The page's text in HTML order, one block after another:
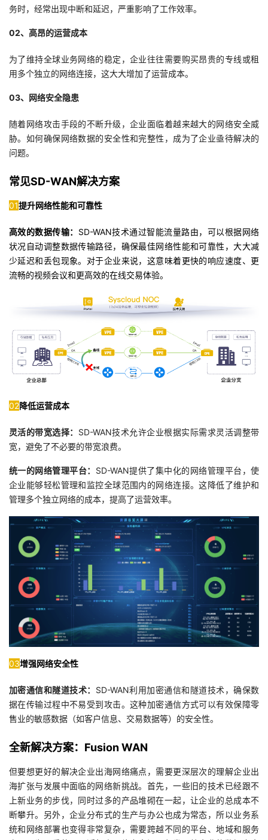
发
学
课
程
的
认
我
的
验
我
收
藏
Programs
的
持
术
支
持
云
声
建
议
务时，经常出现中断和延迟，严重影响了工作效率。
02、高昂的运营成本
为了维持全球业务网络的稳定，企业往往需要购买昂贵的专线或租
用多个独立的网络连接，这大大增加了运营成本。
03、网络安全隐患
随着网络攻击手段的不断升级，企业面临着越来越大的网络安全威
胁。如何确保网络数据的安全性和完整性，成为了企业亟待解决的
问题。
常见SD-WAN解决方案
01提升网络性能和可靠性
高效的数据传输： SD-WAN技术通过智能流量路由，可以根据网络
状况自动调整数据传输路径，确保最佳网络性能和可靠性，大大减
少延迟和丢包现象。对于企业来说，这意味着更快的响应速度、更
流畅的视频会议和更高效的在线交易体验。
02降低运营成本
灵活的带宽选择： SD-WAN技术允许企业根据实际需求灵活调整带
宽，避免了不必要的带宽浪费。
统一的网络管理平台： SD-WAN提供了集中化的网络管理平台，使
企业能够轻松管理和监控全球范围内的网络连接。这降低了维护和
管理多个独立网络的成本，提高了运营效率。
03增强网络安全性
加密通信和隧道技术： SD-WAN利用加密通信和隧道技术，确保数
据在传输过程中不易受到攻击。这种加密通信方式可以有效保障零
售业的敏感数据（如客户信息、交易数据等）的安全性。
全新解决方案：Fusion WAN
但要想更好的解决企业出海网络痛点，需要更深层次的理解企业出
海扩张与发展中面临的网络新挑战。首先，一些旧的技术已经跟不
上新业务的步伐，同时过多的产品堆砌在一起，让企业的总成本不
断攀升。另外，企业分布式的生产与办公也成为常态，所以业务系
统和网络部署也变得非常复杂，需要跨越不同的平台、地域和服务